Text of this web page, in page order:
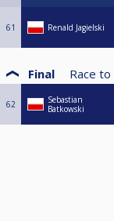
61 Renald Jagielski
Final Race to
62
Sebastian
Batkowski